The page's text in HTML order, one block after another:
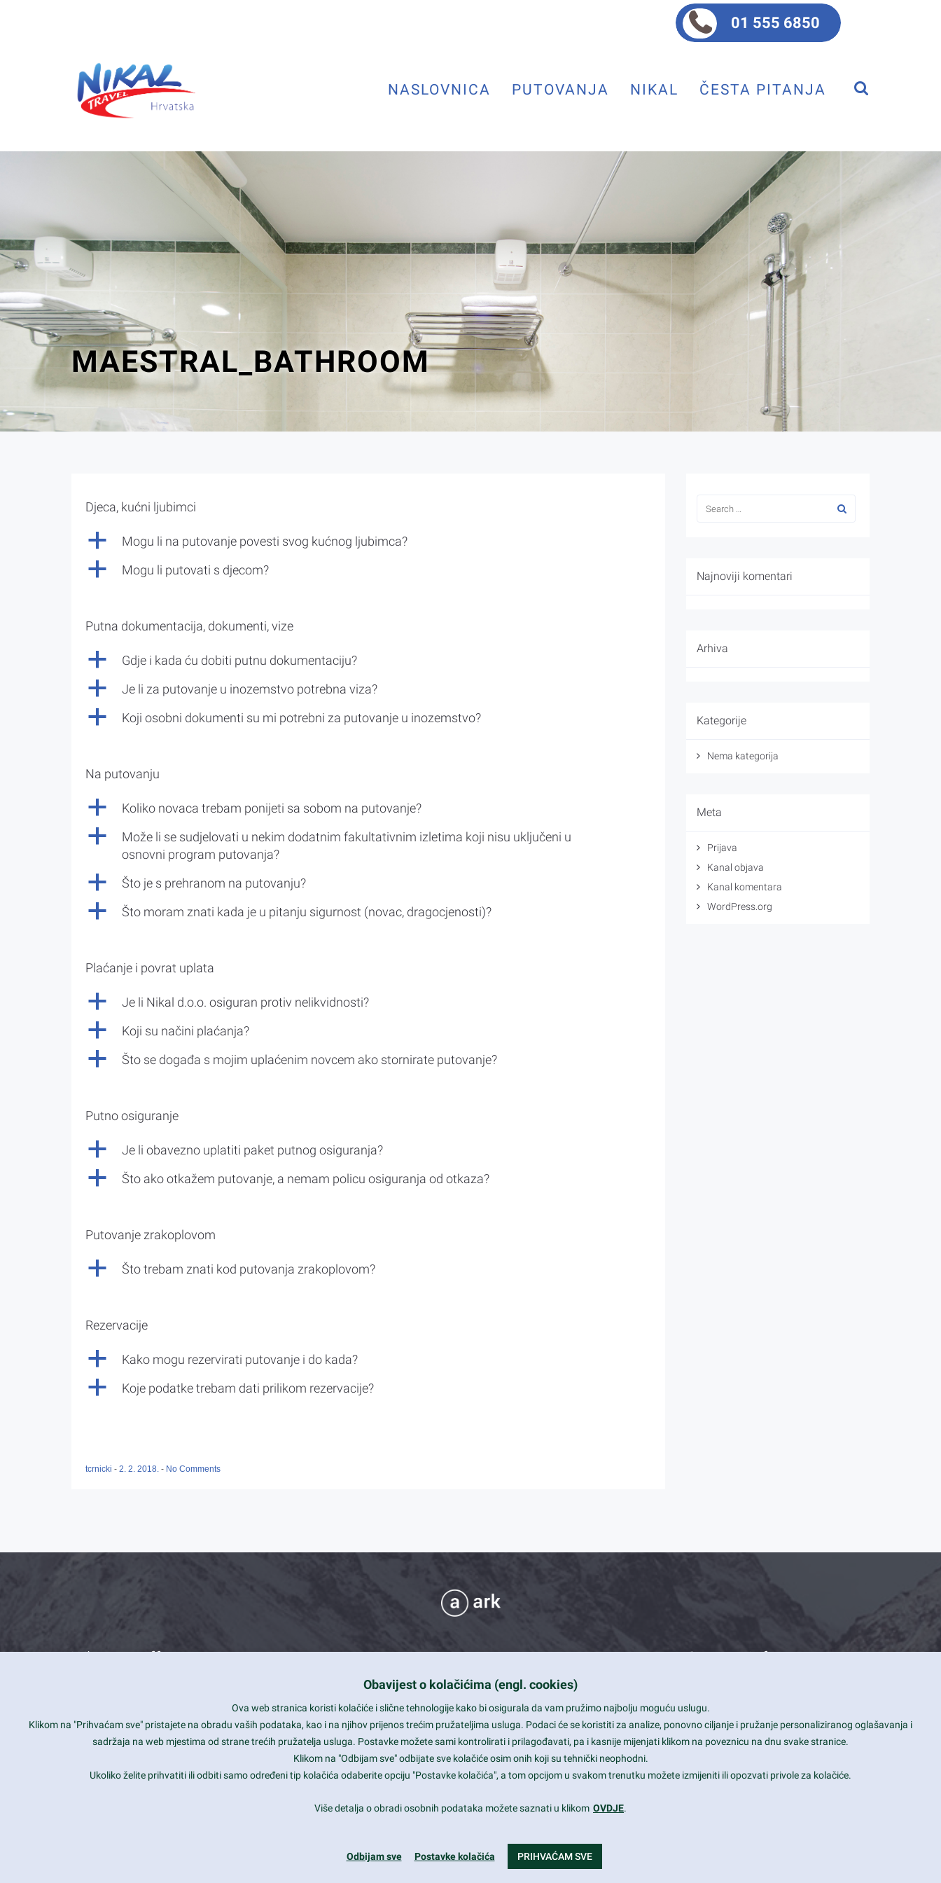
01 555 6850
NASLOVNICA PUTOVANJA NIKAL ČESTA PITANJA
MAESTRAL_BATHROOM
Djeca, kućni ljubimci
a Mogu li na putovanje povesti svog kućnog ljubimca?
a Mogu li putovati s djecom?
Putna dokumentacija, dokumenti, vize
a Gdje i kada ću dobiti putnu dokumentaciju?
a Je li za putovanje u inozemstvo potrebna viza?
a Koji osobni dokumenti su mi potrebni za putovanje u inozemstvo?
Na putovanju
a Koliko novaca trebam ponijeti sa sobom na putovanje?
a
Može li se sudjelovati u nekim dodatnim fakultativnim izletima koji nisu uključeni u
osnovni program putovanja?
a Što je s prehranom na putovanju?
a Što moram znati kada je u pitanju sigurnost (novac, dragocjenosti)?
Plaćanje i povrat uplata
a Je li Nikal d.o.o. osiguran protiv nelikvidnosti?
a Koji su načini plaćanja?
a Što se događa s mojim uplaćenim novcem ako stornirate putovanje?
Putno osiguranje
a Je li obavezno uplatiti paket putnog osiguranja?
a Što ako otkažem putovanje, a nemam policu osiguranja od otkaza?
Putovanje zrakoplovom
a Što trebam znati kod putovanja zrakoplovom?
Rezervacije
a Kako mogu rezervirati putovanje i do kada?
a Koje podatke trebam dati prilikom rezervacije?
tcrnicki - 2. 2. 2018. - No Comments
Najnoviji komentari
Arhiva
Kategorije
Nema kategorija
Meta
Prijava
Kanal objava
Kanal komentara
WordPress.org
What we offer
Is your website user friendly?
Ark offers weekly stunning designs.
Why our customers love Ark?
Smart and beautiful design
Unlimited Eelements
Mobile ready
Contact Info
View, CA 94043
+1 650-253-0000
Daily: 9:00 am - 6:00 pm
Obavijest o kolačićima (engl. cookies)
Ova web stranica koristi kolačiće i slične tehnologije kako bi osigurala da vam pružimo najbolju moguću uslugu.
Klikom na "Prihvaćam sve" pristajete na obradu vaših podataka, kao i na njihov prijenos trećim pružateljima usluga. Podaci će se koristiti za analize, ponovno ciljanje i pružanje personaliziranog oglašavanja i
sadržaja na web mjestima od strane trećih pružatelja usluga. Postavke možete sami kontrolirati i prilagođavati, pa i kasnije mijenjati klikom na poveznicu na dnu svake stranice.
Klikom na "Odbijam sve" odbijate sve kolačiće osim onih koji su tehnički neophodni.
Ukoliko želite prihvatiti ili odbiti samo određeni tip kolačića odaberite opciju "Postavke kolačića", a tom opcijom u svakom trenutku možete izmijeniti ili opozvati privole za kolačiće.
Više detalja o obradi osobnih podataka možete saznati u klikom OVDJE.
Odbijam sve Postavke kolačića PRIHVAĆAM SVE